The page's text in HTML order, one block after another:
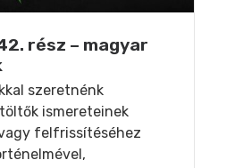
rész – magyar
szeretnénk
ismereteinek
felfrissítéséhez